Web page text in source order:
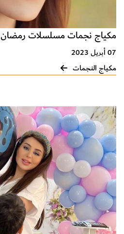
مكياج نجمات مسلسلات رمضان 2023
07 أبريل 2023
مكياج النجمات